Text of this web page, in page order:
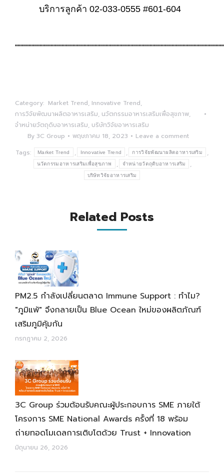
บริการลูกค้า 02-033-0555 #601-604
Category: Market Trend, Innovative Trend,
การวิจัยพัฒนาผลิตอาหารเสริม, นวัตกรรมอาหารเสริมเพื่อสุขภาพ,
จำหน่ายวัตถุดิบอาหารเสริม, บริษัทวิจัยอาหารเสริม
By 3C Group พฤษภาคม 18, 2023
Leave a comment
Tags:
Market Trend , Innovative Trend , การวิจัยพัฒนาผลิตอาหารเสริม ,
นวัตกรรมอาหารเสริมเพื่อสุขภาพ , จำหน่ายวัตถุดิบอาหารเสริม ,
บริษัทวิจัยอาหารเสริม
Related Posts
PM2.5 กำลังเปลี่ยนตลาด Immune Support : ทำไม?
"ภูมิแพ้" จึงกลายเป็น Blue Ocean ใหม่ของผลิตภัณฑ์
เสริมภูมิคุ้มกัน
กรกฎาคม 2, 2026
3C Group ร่วมต้อนรับคณะผู้ประกอบการ SME ภายใต้
โครงการ SME National Awards ครั้งที่ 18 พร้อม
ถ่ายทอดโมเดลการเติบโตด้วย Trust + Innovation
มิถุนายน 26, 2026